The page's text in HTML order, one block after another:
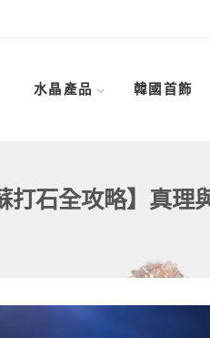
水晶產品 韓國首飾
打石全攻略】真理